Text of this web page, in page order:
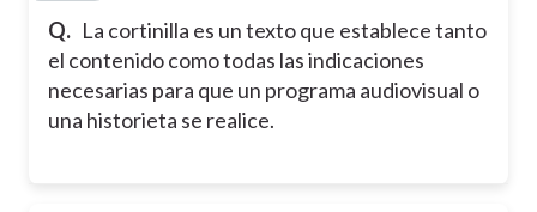
Q. La cortinilla es un texto que establece tanto
el contenido como todas las indicaciones
necesarias para que un programa audiovisual o
una historieta se realice.